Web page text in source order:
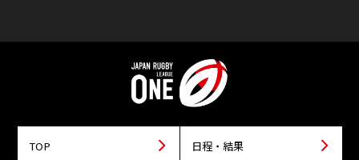
TOP 日程・結果